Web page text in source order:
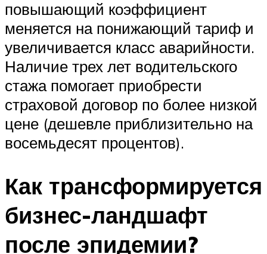
повышающий коэффициент
меняется на понижающий тариф и
увеличивается класс аварийности.
Наличие трех лет водительского
стажа помогает приобрести
страховой договор по более низкой
цене (дешевле приблизительно на
восемьдесят процентов).
Как трансформируется
бизнес-ландшафт
после эпидемии?